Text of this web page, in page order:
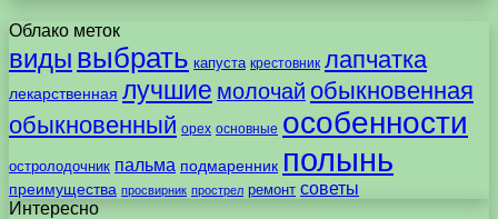
Облако меток
виды выбрать капуста крестовник лапчатка
лекарственная лучшие молочай обыкновенная
обыкновенный орех основные особенности
остролодочник пальма подмаренник полынь
преимущества просвирник прострел ремонт советы
Интересно